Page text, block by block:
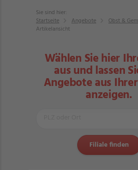
Sie sind hier:
Startseite
Angebote
Obst &
Artikelansicht
Wählen Sie hier
aus und lassen
Angebote aus
anzeigen.